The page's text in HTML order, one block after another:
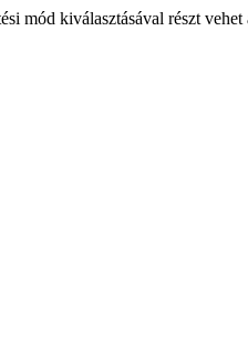
mód kiválasztásával részt